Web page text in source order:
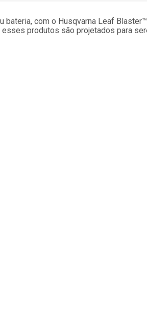
com o Husqvarna Leaf
produtos são projetados para